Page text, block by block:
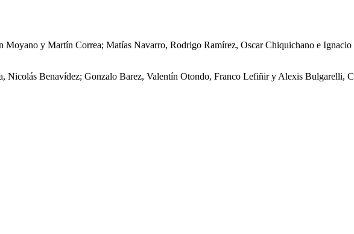
y Martín Correa; Matías Navarro, Rodrigo Ramírez, Oscar Chiquichano e Ignacio
Nicolás Benavídez; Gonzalo Barez, Valentín Otondo, Franco Lefiñir y Alexis Bulgarelli,